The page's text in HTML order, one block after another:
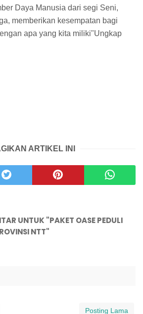
Daya Manusia dari segi Seni,
memberikan kesempatan bagi
apa yang kita miliki"Ungkap
ARTIKEL INI
UNTUK "PAKET OASE PEDULI
NTT"
Posting Lama